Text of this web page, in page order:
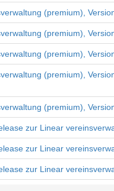
(premium),
(premium),
(premium),
(premium),
(premium),
zur Linear
zur Linear
zur Linear